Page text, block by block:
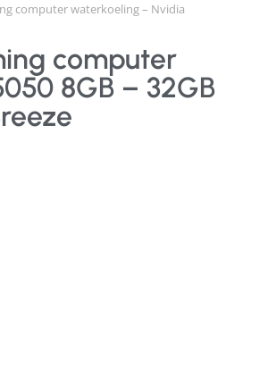
computer waterkoeling – Nvidia
computer
8GB – 32GB